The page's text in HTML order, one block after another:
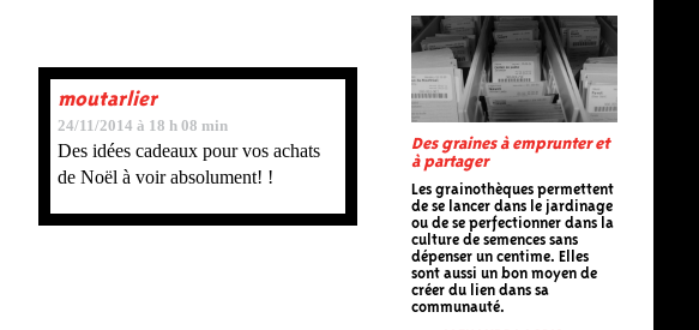
Des graines à emprunter et
à partager
Les grainothèques permettent
de se lancer dans le jardinage
ou de se perfectionner dans la
culture de semences sans
dépenser un centime. Elles
sont aussi un bon moyen de
créer du lien dans sa
communauté.
moutarlier
24/11/2014 à 18 h 08 min
Des idées cadeaux pour vos achats
de Noël à voir absolument! !